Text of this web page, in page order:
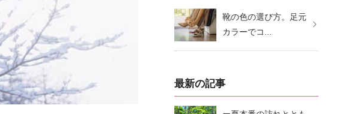
靴の色の選び方。足元
カラーでコ...
最新の記事